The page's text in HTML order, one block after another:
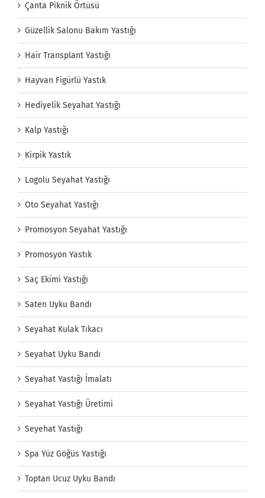
Çanta Piknik Örtüsü
Güzellik Salonu Bakım Yastığı
Hair Transplant Yastığı
Hayvan Figürlü Yastık
Hediyelik Seyahat Yastığı
Kalp Yastığı
Kirpik Yastık
Logolu Seyahat Yastığı
Oto Seyahat Yastığı
Promosyon Seyahat Yastığı
Promosyon Yastık
Saç Ekimi Yastığı
Saten Uyku Bandı
Seyahat Kulak Tıkacı
Seyahat Uyku Bandı
Seyahat Yastığı İmalatı
Seyahat Yastığı Üretimi
Seyehat Yastığı
Spa Yüz Göğüs Yastığı
Toptan Ucuz Uyku Bandı